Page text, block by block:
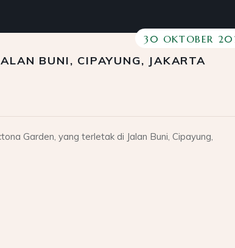
30 OKTOBER
BUNI, CIPAYUNG, JAKARTA
Garden, yang terletak di Jalan Buni, Cipayung,